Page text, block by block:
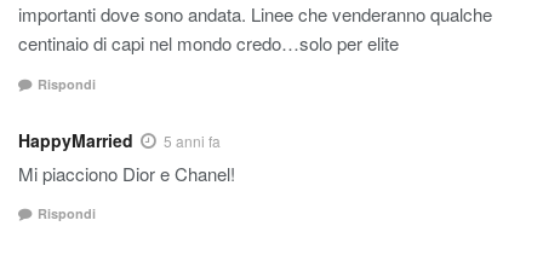
importanti dove sono andata. Linee che venderanno qualche
centinaio di capi nel mondo credo…solo per elite
Rispondi
HappyMarried 5 anni fa
Mi piacciono Dior e Chanel!
Rispondi